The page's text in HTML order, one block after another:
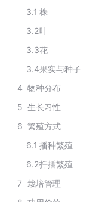
3.1 株
3.2叶
3.3花
3.4果实与种子
4 物种分布
5 生长习性
6 繁殖方式
6.1 播种繁殖
6.2扦插繁殖
7 栽培管理